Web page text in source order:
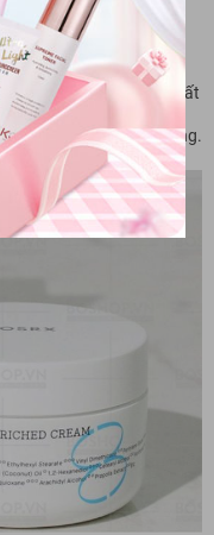
da và tăng cường độ
da khô và da tổn
Moisture Power
da, giúp ngăn chặn mất
này giúp da giữ
da khô ráp và căng thẳng.